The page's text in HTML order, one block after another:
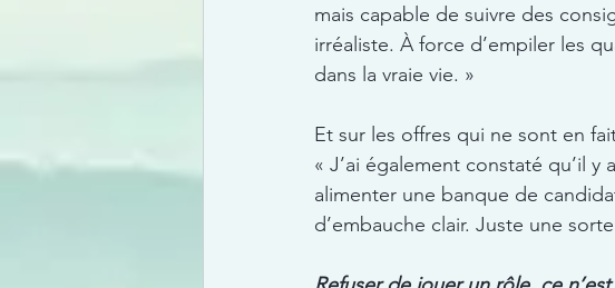
mais capable de suivre des
irréaliste. À force d’empiler les
dans la vraie vie. »
Et sur les offres qui ne sont en
« J’ai également constaté qu’il
alimenter une banque de
d’embauche clair. Juste une